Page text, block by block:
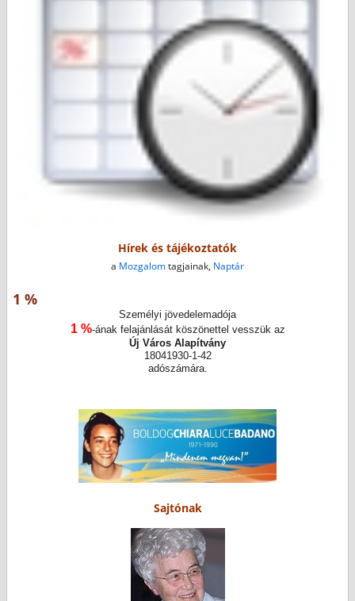
Hírek és tájékoztatók
a Mozgalomtagjainak, Naptár
1 %
Személyi jövedelemadója
1 %-ának felajánlását köszönettel vesszük az
Új Város Alapítvány
18041930-1-42
adószámára.
Sajtónak